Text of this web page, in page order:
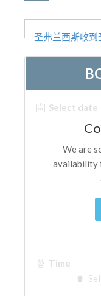
圣弗兰西斯收到